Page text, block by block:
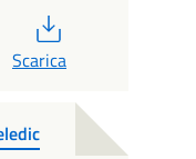
Scarica